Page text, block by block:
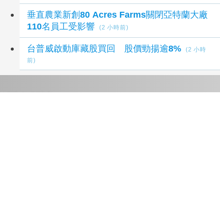
垂直農業新創80 Acres Farms關閉亞特蘭大廠
110名員工受影響
(2 小時前)
台普威啟動庫藏股買回 股價勁揚逾8%
(2 小時
前)